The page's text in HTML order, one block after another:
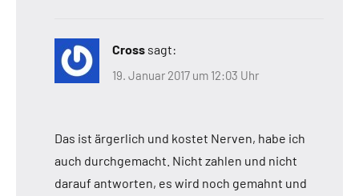
Cross sagt:
19. Januar 2017 um 12:03 Uhr
Das ist ärgerlich und kostet Nerven, habe ich
auch durchgemacht. Nicht zahlen und nicht
darauf antworten, es wird noch gemahnt und